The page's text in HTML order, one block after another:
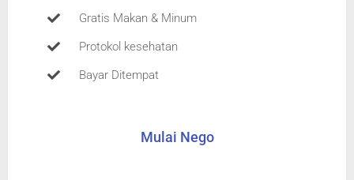
Gratis Makan & Minum
Protokol kesehatan
Bayar Ditempat
Mulai Nego